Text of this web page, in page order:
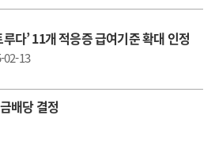
루다’ 11개 적응증 급여기준 확대 인정
02-13
배당 결정